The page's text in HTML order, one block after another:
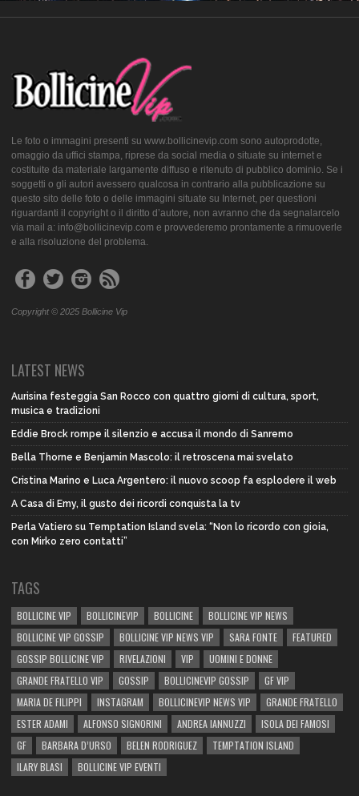
Le foto o immagini presenti su www.bollicinevip.com sono autoprodotte,
omaggio da uffici stampa, riprese da social media o situate su internet e
costituite da materiale largamente diffuso e ritenuto di pubblico dominio. Se i
soggetti o gli autori avessero qualcosa in contrario alla pubblicazione su
questo sito delle foto o delle immagini situate su Internet, per questioni
riguardanti il copyright o il diritto d’autore, non avranno che da segnalarcelo
via mail a: info@bollicinevip.com e provvederemo prontamente a rimuoverle
e alla risoluzione del problema.
Copyright © 2025 Bollicine Vip
LATEST NEWS
Aurisina festeggia San Rocco con quattro giorni di cultura, sport,
musica e tradizioni
Eddie Brock rompe il silenzio e accusa il mondo di Sanremo
Bella Thorne e Benjamin Mascolo: il retroscena mai svelato
Cristina Marino e Luca Argentero: il nuovo scoop fa esplodere il web
A Casa di Emy, il gusto dei ricordi conquista la tv
Perla Vatiero su Temptation Island svela: “Non lo ricordo con gioia,
con Mirko zero contatti”
TAGS
BOLLICINE VIP BOLLICINEVIP BOLLICINE
BOLLICINE VIP NEWS
BOLLICINE VIP GOSSIP
BOLLICINE VIP NEWS VIP SARA FONTE
FEATURED
GOSSIP BOLLICINE VIP
RIVELAZIONI VIP
UOMINI E DONNE
GRANDE FRATELLO VIP
GOSSIP BOLLICINEVIP GOSSIP
GF VIP
MARIA DE FILIPPI
INSTAGRAM BOLLICINEVIP NEWS VIP
GRANDE FRATELLO
ESTER ADAMI
ALFONSO SIGNORINI ANDREA IANNUZZI
ISOLA DEI FAMOSI
GF
BARBARA D’URSO BELEN RODRIGUEZ
TEMPTATION ISLAND
ILARY BLASI
BOLLICINE VIP EVENTI